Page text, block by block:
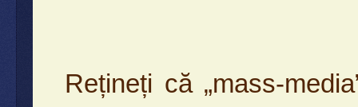
Rețineți că „mass-